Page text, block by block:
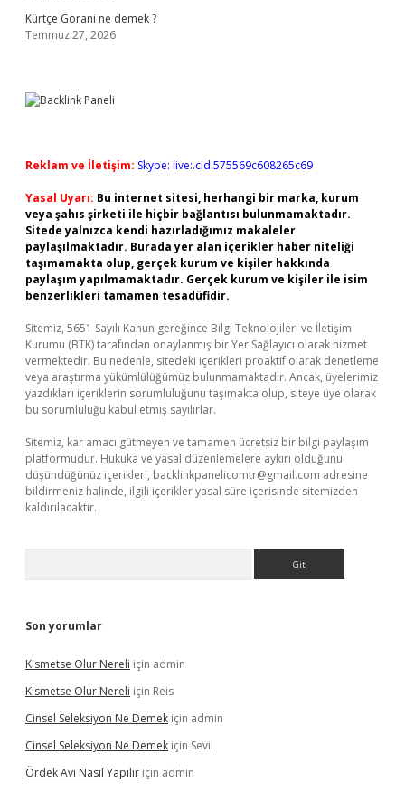
Kürtçe Gorani ne demek ?
Temmuz 27, 2026
Reklam ve İletişim: Skype: live:.cid.575569c608265c69
Yasal Uyarı: Bu internet sitesi, herhangi bir marka, kurum
veya şahıs şirketi ile hiçbir bağlantısı bulunmamaktadır.
Sitede yalnızca kendi hazırladığımız makaleler
paylaşılmaktadır. Burada yer alan içerikler haber niteliği
taşımamakta olup, gerçek kurum ve kişiler hakkında
paylaşım yapılmamaktadır. Gerçek kurum ve kişiler ile isim
benzerlikleri tamamen tesadüfidir.
Sitemiz, 5651 Sayılı Kanun gereğince Bilgi Teknolojileri ve İletişim
Kurumu (BTK) tarafından onaylanmış bir Yer Sağlayıcı olarak hizmet
vermektedir. Bu nedenle, sitedeki içerikleri proaktif olarak denetleme
veya araştırma yükümlülüğümüz bulunmamaktadır. Ancak, üyelerimiz
yazdıkları içeriklerin sorumluluğunu taşımakta olup, siteye üye olarak
bu sorumluluğu kabul etmiş sayılırlar.
Sitemiz, kar amacı gütmeyen ve tamamen ücretsiz bir bilgi paylaşım
platformudur. Hukuka ve yasal düzenlemelere aykırı olduğunu
düşündüğünüz içerikleri, backlinkpanelicomtr@gmail.com adresine
bildirmeniz halinde, ilgili içerikler yasal süre içerisinde sitemizden
kaldırılacaktır.
Son yorumlar
Kismetse Olur Nereli için admin
Kismetse Olur Nereli için Reis
Cinsel Seleksiyon Ne Demek için admin
Cinsel Seleksiyon Ne Demek için Sevil
Ördek Avı Nasıl Yapılır için admin